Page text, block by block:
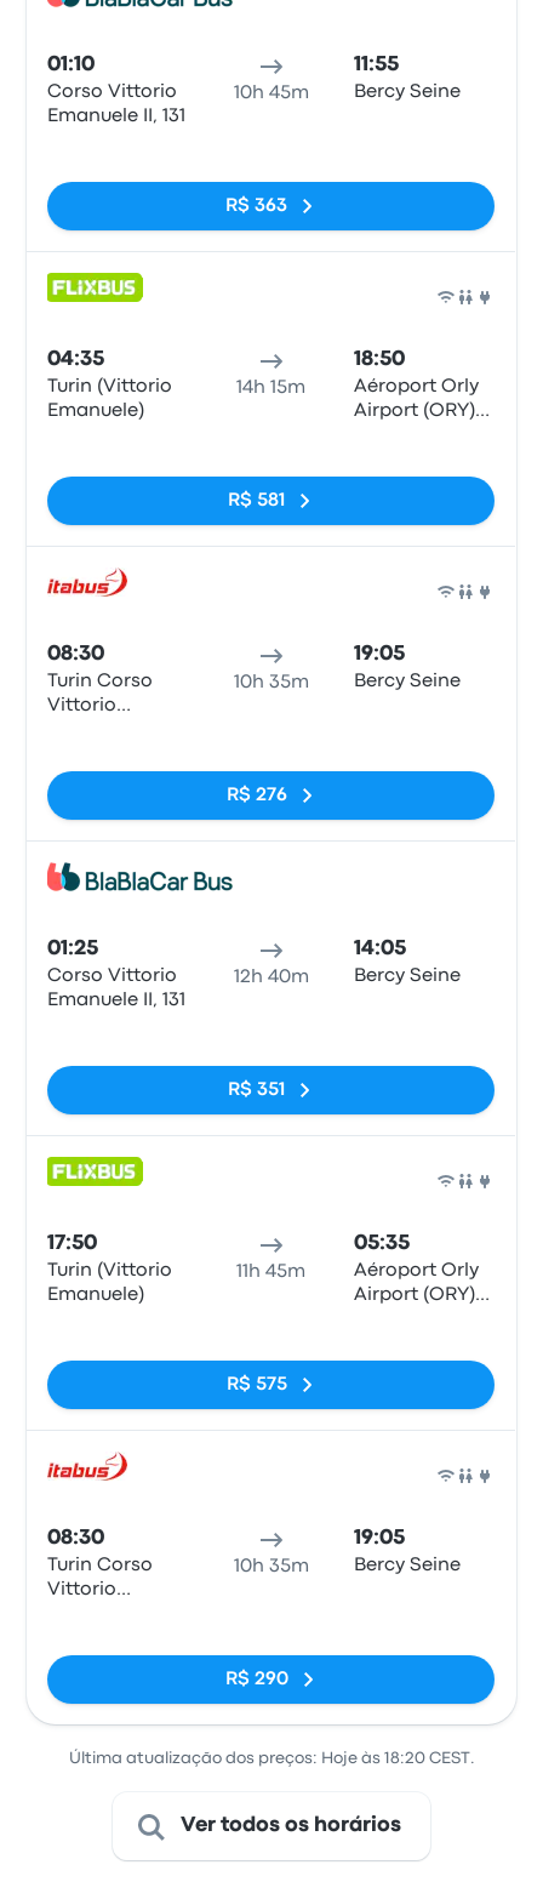
01:10
Corso Vittorio
Emanuele II, 131
10h 45m
11:55
Bercy Seine
R$ 363
04:35
Turin (Vittorio
Emanuele)
14h 15m
18:50
Aéroport Orly
Airport (ORY)
R$ 581
08:30
Turin Corso
Vittorio
10h 35m
19:05
Bercy Seine
R$ 276
01:25
Corso Vittorio
Emanuele II, 131
12h 40m
14:05
Bercy Seine
R$ 351
17:50
Turin (Vittorio
Emanuele)
11h 45m
05:35
Aéroport Orly
Airport (ORY)
R$ 575
08:30
Turin Corso
Vittorio
10h 35m
19:05
Bercy Seine
R$ 290
Última atualização dos preços: Hoje às 18:20 CEST.
Ver todos os horários